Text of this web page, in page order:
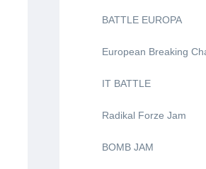
BATTLE EUROPA
European Breaking
IT BATTLE
Radikal Forze Jam
BOMB JAM